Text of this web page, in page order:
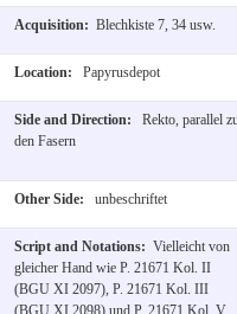
Acquisition: Blechkiste 7, 34 usw.
Location: Papyrusdepot
Side and Direction:
Rekto, parallel
den Fasern
Other Side: unbeschriftet
Script and Notations: Vielleicht von
gleicher Hand wie P. 21671 Kol. II
(BGU XI 2097), P. 21671 Kol. III
(BGU XI 2098) und P. 21671 Kol. V